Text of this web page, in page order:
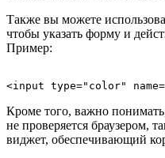
Также вы можете
чтобы указать форму и
Пример:
Кроме того, важно
не проверяется браузером,
виджет, обеспечивающий